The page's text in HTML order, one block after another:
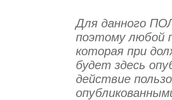
Для данного
поэтому любой
которая при
будет здесь
действие